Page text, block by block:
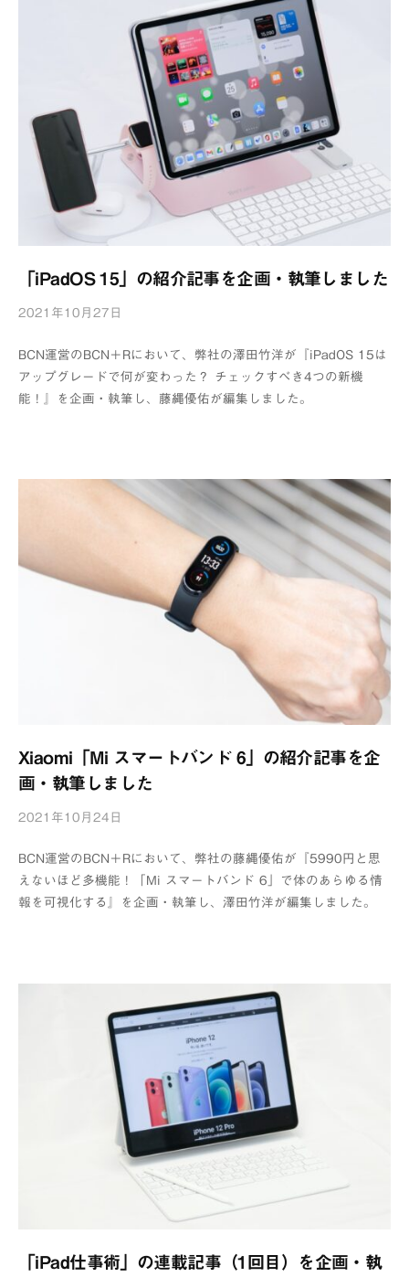
「iPadOS 15」の紹介記事を企画・執筆しました
2021年10月27日
浦
辺
制
BCN運営のBCN＋Rにおいて、弊社の澤田竹洋が『iPadOS 15は
アップグレードで何が変わった？ チェックすべき4つの新機
能！』を企画・執筆し、藤縄優佑が編集しました。
Xiaomi「Mi スマートバンド 6」の紹介記事を企
画・執筆しました
2021年10月24日
浦
辺
制
BCN運営のBCN＋Rにおいて、弊社の藤縄優佑が『5990円と思
えないほど多機能！「Mi スマートバンド 6」で体のあらゆる情
報を可視化する』を企画・執筆し、澤田竹洋が編集しました。
「iPad仕事術」の連載記事（1回目）を企画・執